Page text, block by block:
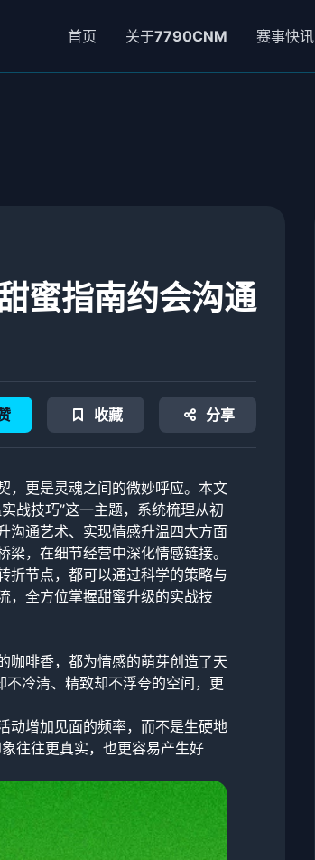
首页 关于7790CNM 赛事快讯
蜜指南约会沟通
收藏 分享
，更是灵魂之间的微妙呼应。本文
战技巧”这一主题，系统梳理从初
沟通艺术、实现情感升温四大方面
，在细节经营中深化情感链接。
折节点，都可以通过科学的策略与
，全方位掌握甜蜜升级的实战技
咖啡香，都为情感的萌芽创造了天
不冷清、精致却不浮夸的空间，更
动增加见面的频率，而不是生硬地
往往更真实，也更容易产生好